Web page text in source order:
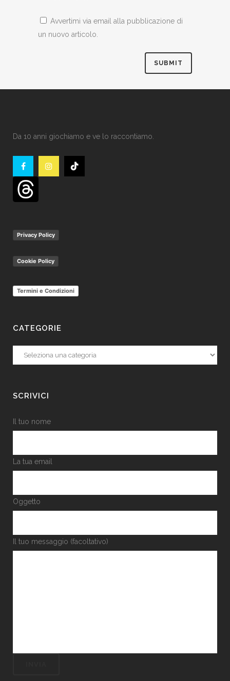
Avvertimi via email alla pubblicazione di
un nuovo articolo.
Da 10 anni giochiamo e ve lo raccontiamo.
Privacy Policy
Cookie Policy
Termini e Condizioni
CATEGORIE
Categorie
SCRIVICI
Il tuo nome
La tua email
Oggetto
Il tuo messaggio (facoltativo)